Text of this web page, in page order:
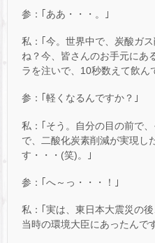
参：｢ああ・・・。｣
私：｢今。世界中で、炭酸ガ
ね？今、皆さんのお手元にあ
ラを注いで、10秒数えて飲ん
参：｢軽くなるんですか？｣
私：｢そう。自分の目の前で
で、二酸化炭素削減が実現し
す・・・(笑)。｣
参：｢へ～っ・・・！｣
私：｢実は、東日本大震災の
当時の環境大臣にあったんで